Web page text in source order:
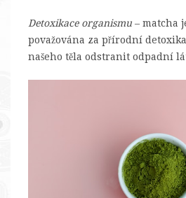
Detoxikace organismu – matcha
považována za přírodní
našeho těla odstranit odpadní